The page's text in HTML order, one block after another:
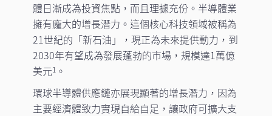
體日漸成為投資焦點，而且理據充份。半導體業
擁有龐大的增長潛力。這個核心科技領域被稱為
21世紀的「新石油」，現正為未來提供動力，到
2030年有望成為發展蓬勃的市場，規模達1萬億
美元1。
環球半導體供應鏈亦展現顯著的增長潛力，因為
主要經濟體致力實現自給自足，讓政府可擴大支